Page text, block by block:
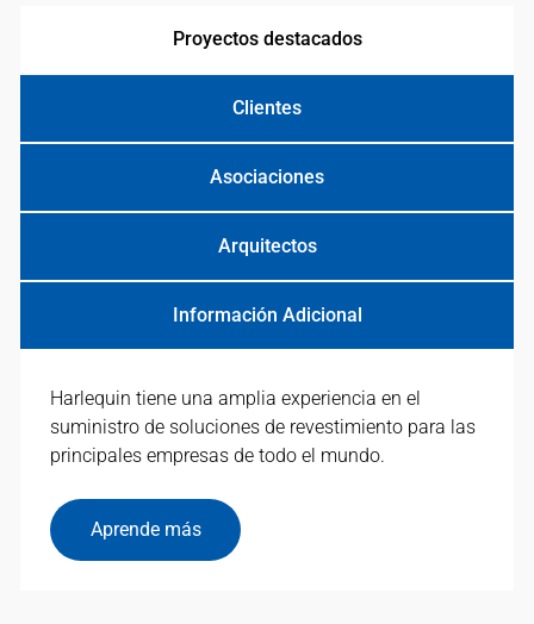
Proyectos destacados
Clientes
Asociaciones
Arquitectos
Información Adicional
Harlequin tiene una amplia experiencia en el
suministro de soluciones de revestimiento para las
principales empresas de todo el mundo.
Aprende más